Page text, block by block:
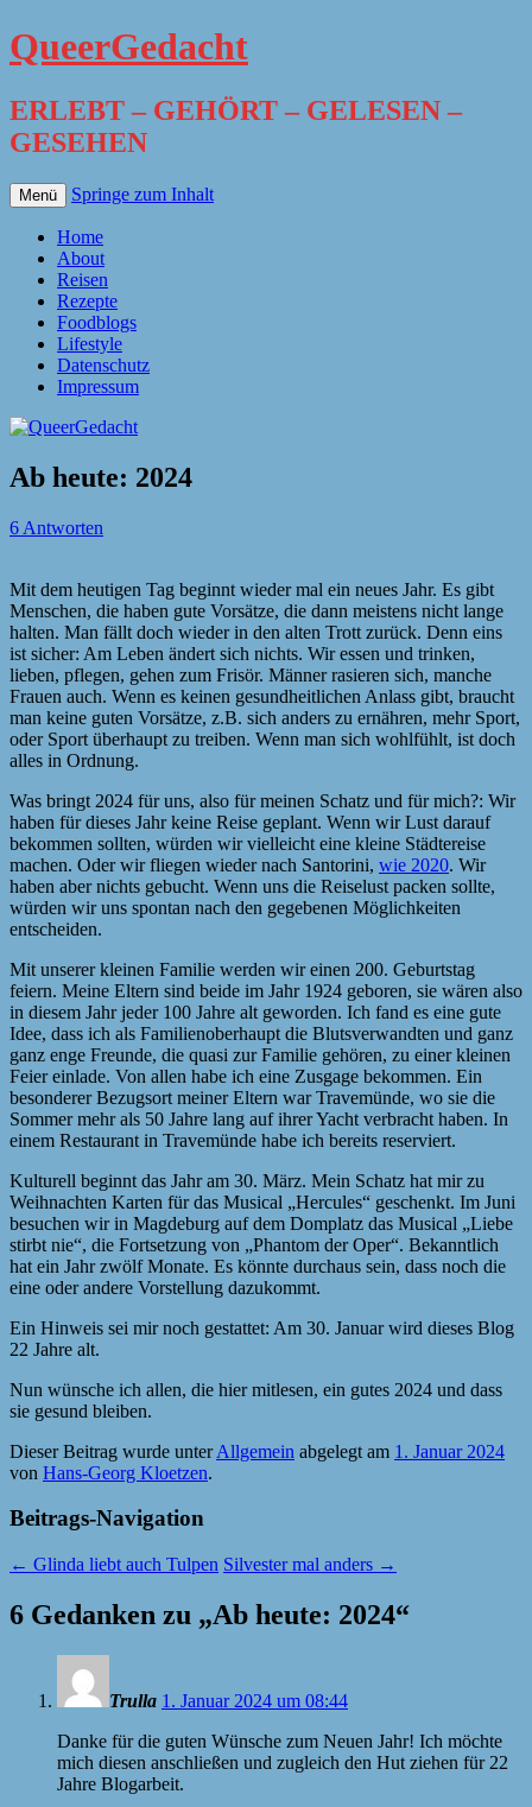
QueerGedacht
ERLEBT – GEHÖRT – GELESEN –
GESEHEN
Menü Springe zum Inhalt
Home
About
Reisen
Rezepte
Foodblogs
Lifestyle
Datenschutz
Impressum
Ab heute: 2024
6 Antworten
Mit dem heutigen Tag beginnt wieder mal ein neues Jahr. Es gibt
Menschen, die haben gute Vorsätze, die dann meistens nicht lange
halten. Man fällt doch wieder in den alten Trott zurück. Denn eins
ist sicher: Am Leben ändert sich nichts. Wir essen und trinken,
lieben, pflegen, gehen zum Frisör. Männer rasieren sich, manche
Frauen auch. Wenn es keinen gesundheitlichen Anlass gibt, braucht
man keine guten Vorsätze, z.B. sich anders zu ernähren, mehr Sport,
oder Sport überhaupt zu treiben. Wenn man sich wohlfühlt, ist doch
alles in Ordnung.
Was bringt 2024 für uns, also für meinen Schatz und für mich?: Wir
haben für dieses Jahr keine Reise geplant. Wenn wir Lust darauf
bekommen sollten, würden wir vielleicht eine kleine Städtereise
machen. Oder wir fliegen wieder nach Santorini, wie 2020. Wir
haben aber nichts gebucht. Wenn uns die Reiselust packen sollte,
würden wir uns spontan nach den gegebenen Möglichkeiten
entscheiden.
Mit unserer kleinen Familie werden wir einen 200. Geburtstag
feiern. Meine Eltern sind beide im Jahr 1924 geboren, sie wären also
in diesem Jahr jeder 100 Jahre alt geworden. Ich fand es eine gute
Idee, dass ich als Familienoberhaupt die Blutsverwandten und ganz
ganz enge Freunde, die quasi zur Familie gehören, zu einer kleinen
Feier einlade. Von allen habe ich eine Zusgage bekommen. Ein
besonderer Bezugsort meiner Eltern war Travemünde, wo sie die
Sommer mehr als 50 Jahre lang auf ihrer Yacht verbracht haben. In
einem Restaurant in Travemünde habe ich bereits reserviert.
Kulturell beginnt das Jahr am 30. März. Mein Schatz hat mir zu
Weihnachten Karten für das Musical „Hercules“ geschenkt. Im Juni
besuchen wir in Magdeburg auf dem Domplatz das Musical „Liebe
stirbt nie“, die Fortsetzung von „Phantom der Oper“. Bekanntlich
hat ein Jahr zwölf Monate. Es könnte durchaus sein, dass noch die
eine oder andere Vorstellung dazukommt.
Ein Hinweis sei mir noch gestattet: Am 30. Januar wird dieses Blog
22 Jahre alt.
Nun wünsche ich allen, die hier mitlesen, ein gutes 2024 und dass
sie gesund bleiben.
Dieser Beitrag wurde unterAllgemein abgelegt am 1. Januar 2024
von Hans-Georg Kloetzen.
Beitrags-Navigation
← Glinda liebt auch Tulpen Silvester mal anders →
6 Gedanken zu „Ab heute: 2024“
Trulla 1. Januar 2024 um 08:44
Danke für die guten Wünsche zum Neuen Jahr! Ich möchte
mich diesen anschließen und zugleich den Hut ziehen für 22
Jahre Blogarbeit.